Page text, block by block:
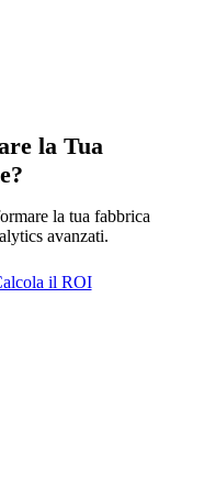
la Tua
la tua fabbrica
avanzati.
il ROI